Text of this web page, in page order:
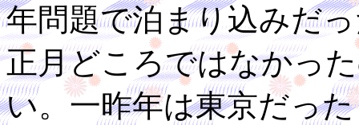
年問題で泊まり込みだ
正月どころではなかっ
い。一昨年は東京だっ